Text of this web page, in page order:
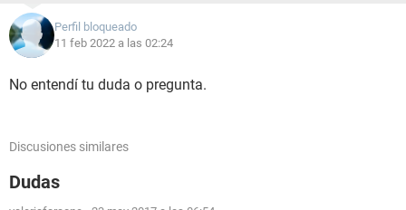
Perfil bloqueado
11 feb 2022 a las 02:24
No entendí tu duda o pregunta.
Discusiones similares
Dudas